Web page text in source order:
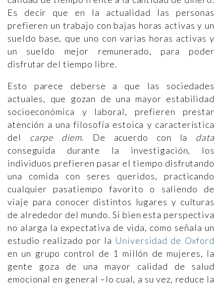
Es decir que en la actualidad las personas
prefieren un trabajo con bajas horas activas y un
sueldo base, que uno con varias horas activas y
un sueldo mejor remunerado, para poder
disfrutar del tiempo libre.
Esto parece deberse a que las sociedades
actuales, que gozan de una mayor estabilidad
socioeconómica y laboral, prefieren prestar
atención a una filosofía estoica y característica
del carpe diem. De acuerdo con la data
conseguida durante la investigación, los
individuos prefieren pasar el tiempo disfrutando
una comida con seres queridos, practicando
cualquier pasatiempo favorito o saliendo de
viaje para conocer distintos lugares y culturas
de alrededor del mundo. Si bien esta perspectiva
no alarga la expectativa de vida, como señala un
estudio realizado por la Universidad de Oxford
en un grupo control de 1 millón de mujeres, la
gente goza de una mayor calidad de salud
emocional en general –lo cual, a su vez, reduce la